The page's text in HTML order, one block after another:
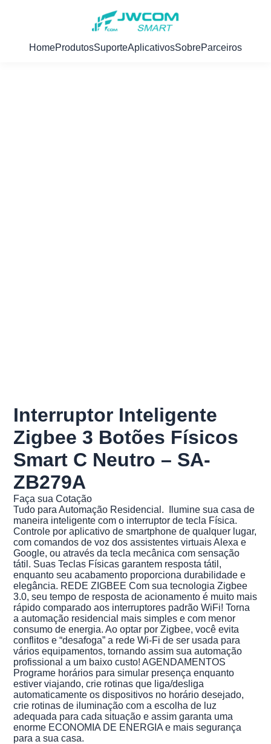
HomeProdutosSuporteAplicativosSobreParceiros
Interruptor Inteligente
Zigbee 3 Botões Físicos
Smart C Neutro – SA-
ZB279A
Faça sua Cotação
Tudo para Automação Residencial. Ilumine sua casa de
maneira inteligente com o interruptor de tecla Física.
Controle por aplicativo de smartphone de qualquer lugar,
com comandos de voz dos assistentes virtuais Alexa e
Google, ou através da tecla mecânica com sensação
tátil. Suas Teclas Físicas garantem resposta tátil,
enquanto seu acabamento proporciona durabilidade e
elegância. REDE ZIGBEE Com sua tecnologia Zigbee
3.0, seu tempo de resposta de acionamento é muito mais
rápido comparado aos interruptores padrão WiFi! Torna
a automação residencial mais simples e com menor
consumo de energia. Ao optar por Zigbee, você evita
conflitos e “desafoga” a rede Wi-Fi de ser usada para
vários equipamentos, tornando assim sua automação
profissional a um baixo custo! AGENDAMENTOS
Programe horários para simular presença enquanto
estiver viajando, crie rotinas que liga/desliga
automaticamente os dispositivos no horário desejado,
crie rotinas de iluminação com a escolha de luz
adequada para cada situação e assim garanta uma
enorme ECONOMIA DE ENERGIA e mais segurança
para a sua casa.